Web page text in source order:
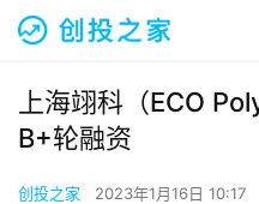
上海翊科（ECO
B+轮融资
创投之家 2023年1月16日 10:17